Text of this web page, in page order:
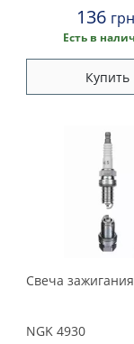
136
Есть в
Купить
Свеча зажигания
NGK 4930